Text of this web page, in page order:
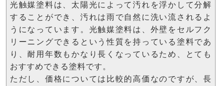
光触媒塗料は、太陽光によって汚れを浮かして分解
することができ、汚れは雨で自然に洗い流されるよ
うになっています。光触媒塗料は、外壁をセルフク
リーニングできるという性質を持っている塗料であ
り、耐用年数もかなり長くなっているため、とても
おすすめできる塗料です。
ただし、価格については比較的高価なのですが、長